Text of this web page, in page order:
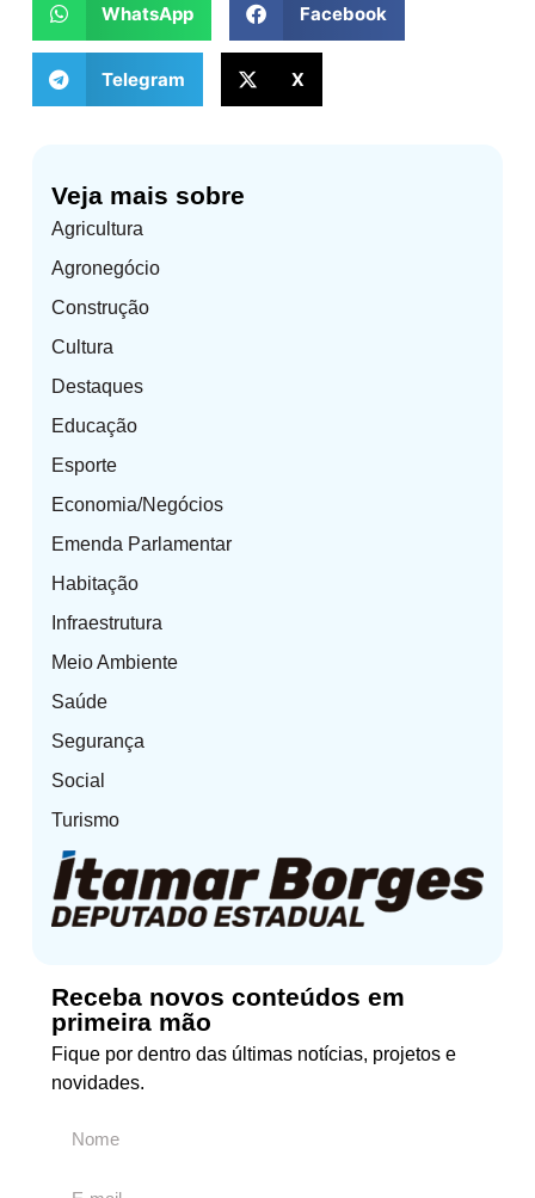
Veja mais sobre
Agricultura
Agronegócio
Construção
Cultura
Destaques
Educação
Esporte
Economia/Negócios
Emenda Parlamentar
Habitação
Infraestrutura
Meio Ambiente
Saúde
Segurança
Social
Turismo
Receba novos conteúdos em
primeira mão
Fique por dentro das últimas notícias, projetos e
novidades.
WhatsApp Facebook
Telegram X